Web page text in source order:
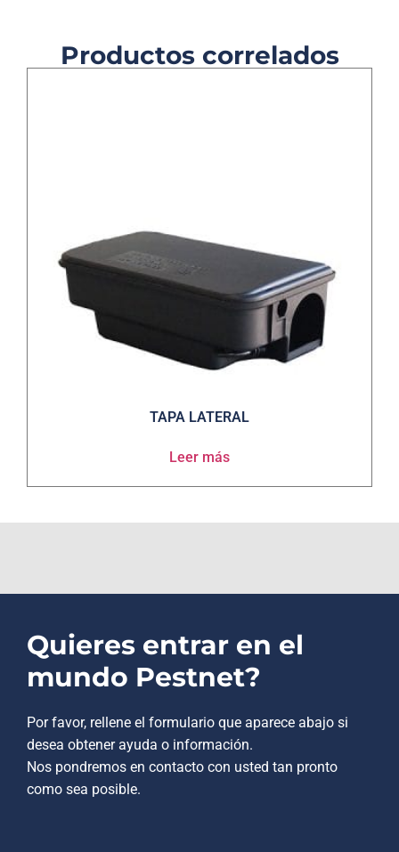
Productos correlados
TAPA LATERAL
Leer más
Quieres entrar en el
mundo Pestnet?
Por favor, rellene el formulario que aparece abajo si
desea obtener ayuda o información.
Nos pondremos en contacto con usted tan pronto
como sea posible.